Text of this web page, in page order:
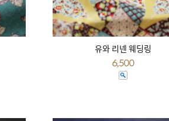
유와 리넨 웨딩링
6,500